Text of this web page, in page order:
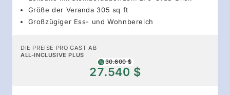
Größe der Veranda 305 sq ft
Großzügiger Ess- und Wohnbereich
DIE PREISE PRO GAST AB
ALL-INCLUSIVE PLUS
30.600 $
27.540 $